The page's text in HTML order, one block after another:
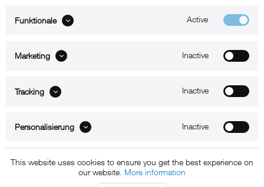
SUPPORT
B2B
Copyright © 2011 - 2015 xMount GmbH - All rights
Funktionale Active
Marketing Inactive
Tracking Inactive
Personalisierung Inactive
This website uses cookies to ensure you get the best experience on
our website. More information